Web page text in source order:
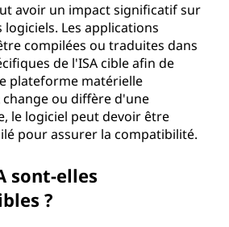
avoir un impact significatif sur
Les applications
compilées ou traduites dans
de l'ISA cible afin de
plateforme matérielle
change ou diffère d'une
le logiciel peut devoir être
pour assurer la compatibilité.
sont-elles
?